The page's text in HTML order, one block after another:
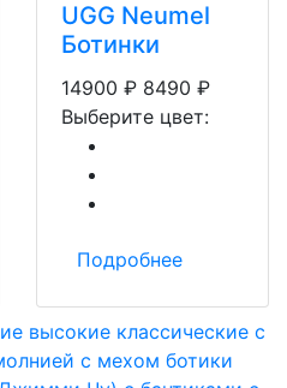
UGG Neumel
Ботинки
14900 ₽ 8490 ₽
Выберите цвет:
Подробнее
высокие классические с
с мехом ботики